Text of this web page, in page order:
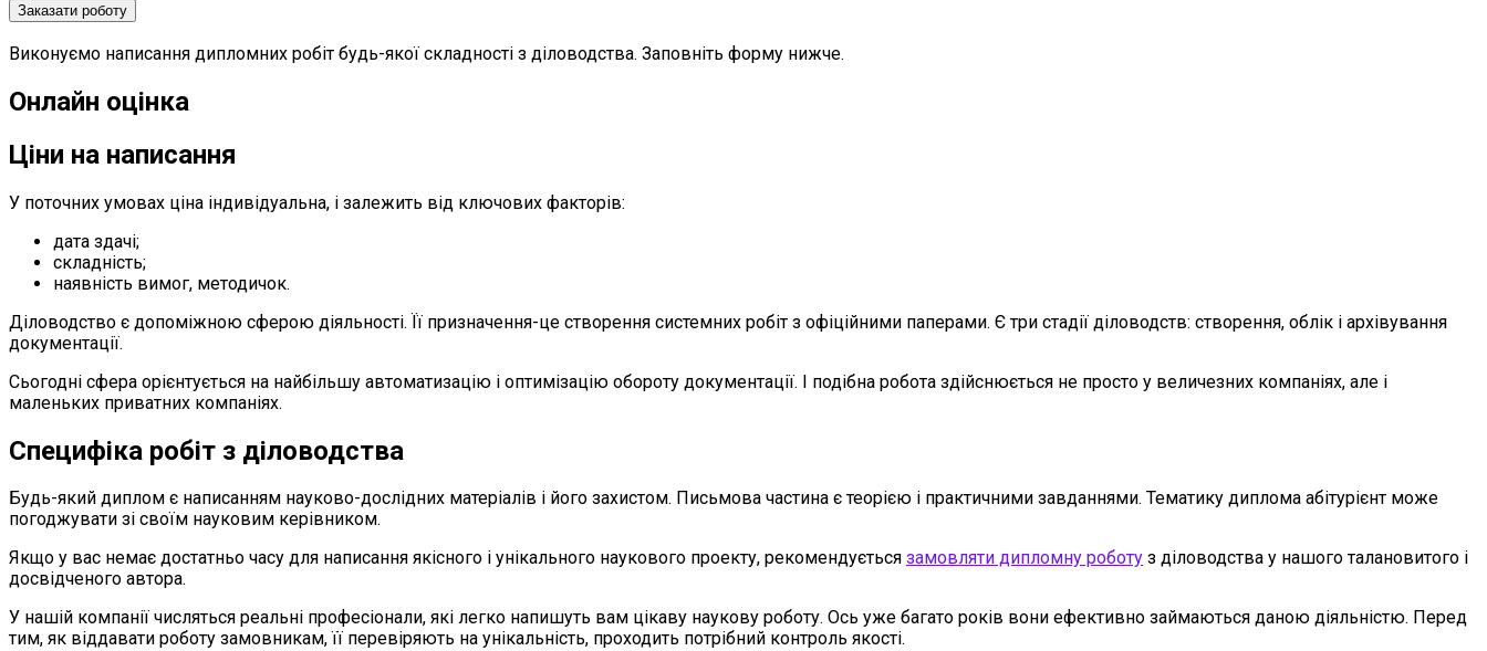
Заказати роботу
Виконуємо написання дипломних робіт будь-якої складності з діловодства. Заповніть форму нижче.
Онлайн оцінка
Ціни на написання
У поточних умовах ціна індивідуальна, і залежить від ключових факторів:
дата здачі;
складність;
наявність вимог, методичок.
Діловодство є допоміжною сферою діяльності. Її призначення-це створення системних робіт з офіційними паперами. Є три стадії діловодств: створення, облік і архівування
документації.
Сьогодні сфера орієнтується на найбільшу автоматизацію і оптимізацію обороту документації. І подібна робота здійснюється не просто у величезних компаніях, але і
маленьких приватних компаніях.
Специфіка робіт з діловодства
Будь-який диплом є написанням науково-дослідних матеріалів і його захистом. Письмова частина є теорією і практичними завданнями. Тематику диплома абітурієнт може
погоджувати зі своїм науковим керівником.
Якщо у вас немає достатньо часу для написання якісного і унікального наукового проекту, рекомендується замовляти дипломну роботу з діловодства у нашого талановитого і
досвідченого автора.
У нашій компанії числяться реальні професіонали, які легко напишуть вам цікаву наукову роботу. Ось уже багато років вони ефективно займаються даною діяльністю. Перед
тим, як віддавати роботу замовникам, її перевіряють на унікальність, проходить потрібний контроль якості.